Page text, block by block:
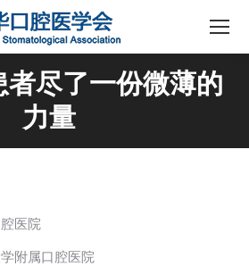
者尽了一份微薄的
力量
医院
附属口腔医院